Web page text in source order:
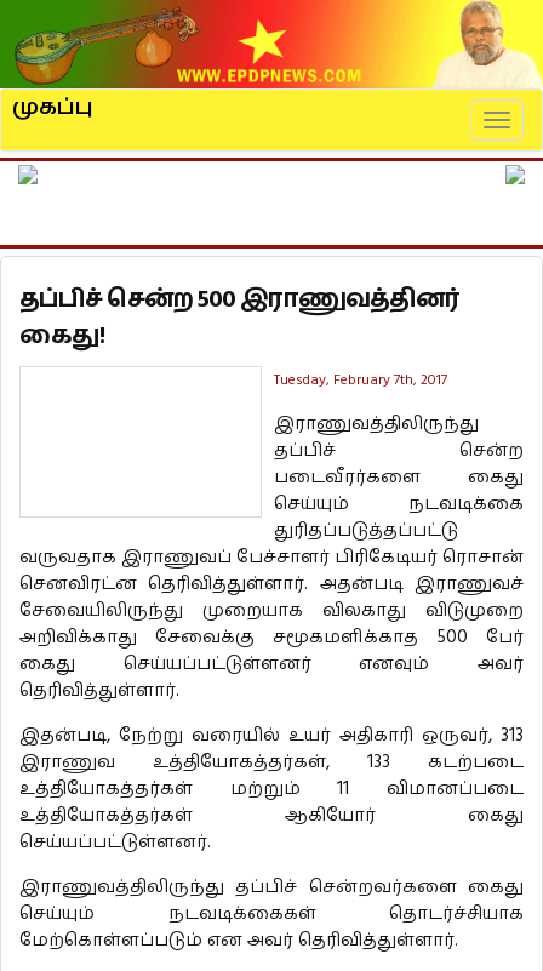
முகப்பு
தப்பிச் சென்ற 500 இராணுவத்தினர்
கைது!
Tuesday, February 7th, 2017
இராணுவத்திலிருந்து
தப்பிச் சென்ற
படைவீரர்களை கைது
செய்யும் நடவடிக்கை
துரிதப்படுத்தப்பட்டு
வருவதாக இராணுவப் பேச்சாளர் பிரிகேடியர் ரொசான்
செனவிரட்ன தெரிவித்துள்ளார். அதன்படி இராணுவச்
சேவையிலிருந்து முறையாக விலகாது விடுமுறை
அறிவிக்காது சேவைக்கு சமூகமளிக்காத 500 பேர்
கைது செய்யப்பட்டுள்ளனர் எனவும் அவர்
தெரிவித்துள்ளார்.
இதன்படி, நேற்று வரையில் உயர் அதிகாரி ஒருவர், 313
இராணுவ உத்தியோகத்தர்கள், 133 கடற்படை
உத்தியோகத்தர்கள் மற்றும் 11 விமானப்படை
உத்தியோகத்தர்கள் ஆகியோர் கைது
செய்யப்பட்டுள்ளனர்.
இராணுவத்திலிருந்து தப்பிச் சென்றவர்களை கைது
செய்யும் நடவடிக்கைகள் தொடர்ச்சியாக
மேற்கொள்ளப்படும் என அவர் தெரிவித்துள்ளார்.